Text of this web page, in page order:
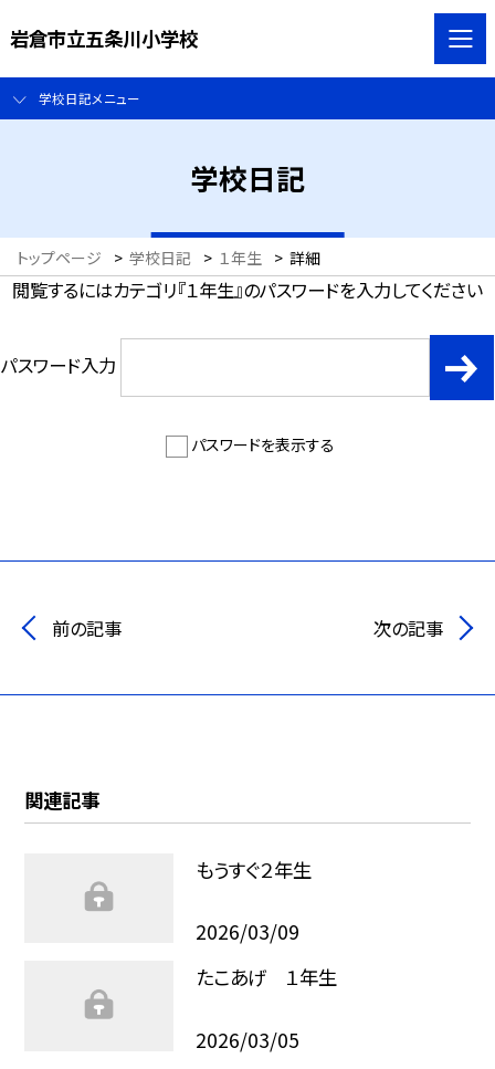
岩倉市立五条川小学校
学校日記メニュー
学校日記
トップページ > 学校日記 > １年生 > 詳細
閲覧するにはカテゴリ『１年生』のパスワードを入力してください
パスワード入力
パスワードを表示する
前の記事 次の記事
関連記事
もうすぐ２年生
2026/03/09
たこあげ １年生
2026/03/05